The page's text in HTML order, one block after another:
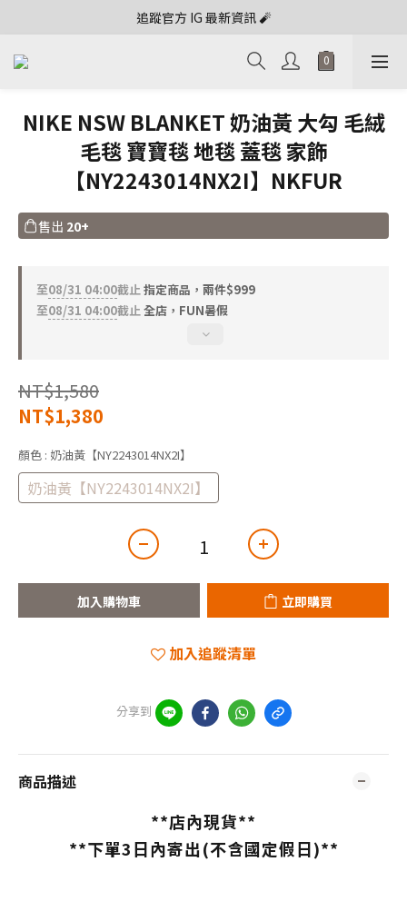
追蹤官方 IG 最新資訊 🧨
NIKE NSW BLANKET 奶油黃 大勾 毛絨
毛毯 寶寶毯 地毯 蓋毯 家飾
【NY2243014NX2I】NKFUR
售出 20+
至08/31 04:00截止指定商品，兩件$999
至08/31 04:00截止全店，FUN暑假
NT$1,580
NT$1,380
顏色 : 奶油黃【NY2243014NX2I】
奶油黃【NY2243014NX2I】
加入購物車 立即購買
加入追蹤清單
分享到
商品描述
**店內現貨**
**下單3日內寄出(不含國定假日)**